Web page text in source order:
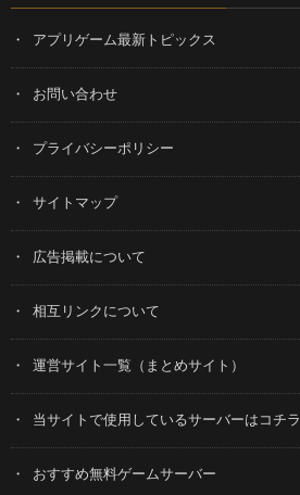
アプリゲーム最新トピックス
お問い合わせ
プライバシーポリシー
サイトマップ
広告掲載について
相互リンクについて
運営サイト一覧（まとめサイト）
当サイトで使用しているサーバーはコチラ
おすすめ無料ゲームサーバー